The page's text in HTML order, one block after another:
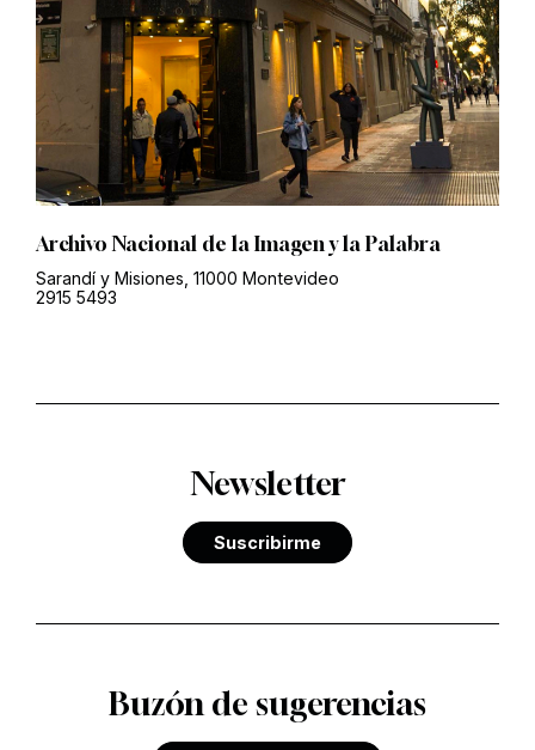
Archivo Nacional de la Imagen y la Palabra
Sarandí y Misiones, 11000 Montevideo
2915 5493
Newsletter
Suscribirme
Buzón de sugerencias